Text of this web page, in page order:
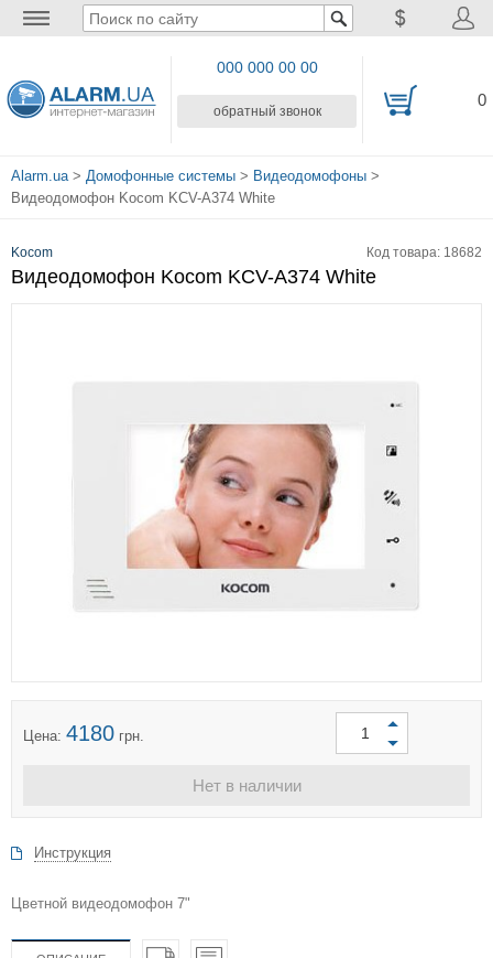
000 000 00 00
обратный звонок
0
Alarm.ua> Домофонные системы > Видеодомофоны >
Видеодомофон Kocom KCV-A374 White
Kocom Код товара: 18682
Видеодомофон Kocom KCV-A374 White
Цена: 4180 грн.
Нет в наличии
Инструкция
Цветной видеодомофон 7"